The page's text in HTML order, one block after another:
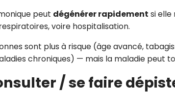
peut dégénérer rapidement si elle
voire hospitalisation.
sont plus à risque (âge avancé,
chroniques) — mais la maladie peut
/ se faire